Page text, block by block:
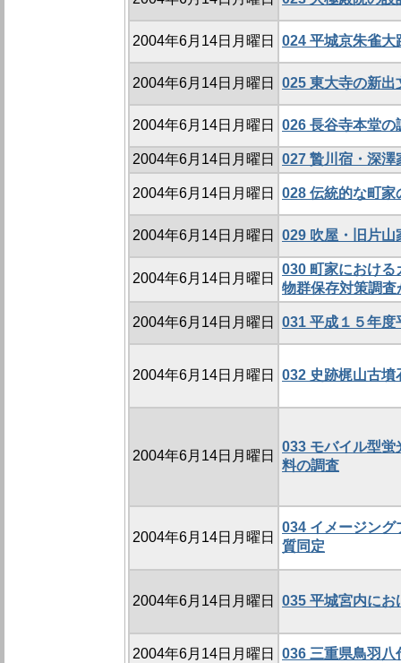
2004年6月14日月曜日 024 平城京朱雀大
2004年6月14日月曜日 025 東大寺の新出
2004年6月14日月曜日 026 長谷寺本堂の
2004年6月14日月曜日 027 贄川宿・深澤
2004年6月14日月曜日 028 伝統的な町
2004年6月14日月曜日 029 吹屋・旧片山
2004年6月14日月曜日
030 町家におけ
物群保存対策調査
2004年6月14日月曜日 031 平成１５年度
2004年6月14日月曜日 032 史跡梶山古墳
2004年6月14日月曜日
033 モバイル型蛍
料の調査
2004年6月14日月曜日
034 イメージング
質同定
2004年6月14日月曜日 035 平城宮内にお
2004年6月14日月曜日 036 三重県鳥羽八